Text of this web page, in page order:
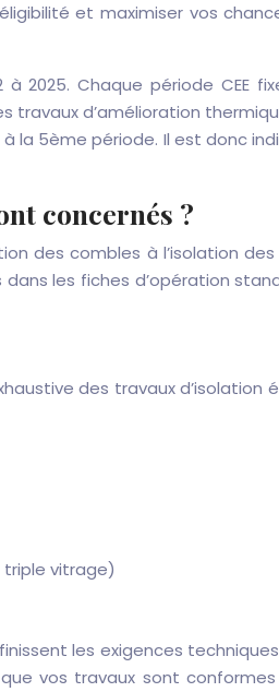
et maximiser vos
2025. Chaque période CEE
d’amélioration
5ème période. Il est donc
concernés ?
des combles à l’isolation
les fiches d’opération
des travaux d’isolation
vitrage)
les exigences
vos travaux sont